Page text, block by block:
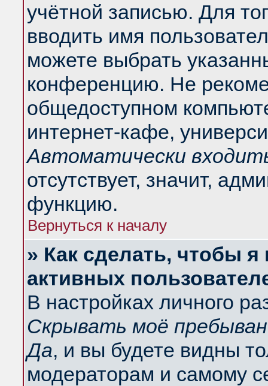
учётной записью. Для
вводить имя
можете выбрать
конференцию. Не
общедоступном
интернет-кафе,
Автоматически
отсутствует, значит,
функцию.
Вернуться к началу
» Как сделать, чтобы
активных
В настройках личного
Скрывать моё
Да, и вы будете видны
модераторам и самому